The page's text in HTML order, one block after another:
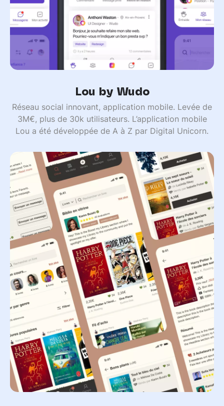
Lou by Wudo
Réseau social innovant, application mobile. Levée de
3M€, plus de 30k utilisateurs. L’application mobile
Lou a été développée de A à Z par Digital Unicorn.